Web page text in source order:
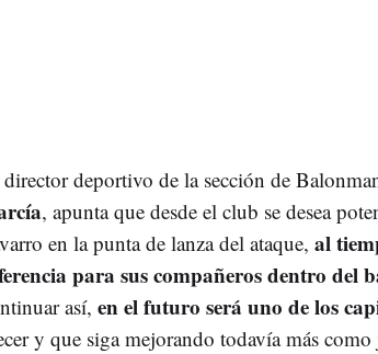
deportivo de la sección de
, apunta que desde el club se desea
en la punta de lanza del ataque, al
para sus compañeros dentro del
así, en el futuro será uno de los
y que siga mejorando todavía más